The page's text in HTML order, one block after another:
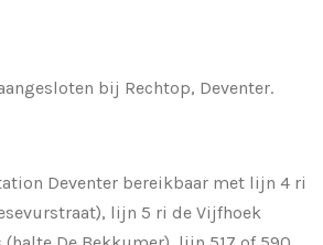
bij Rechtop, Deventer.
Deventer bereikbaar met lijn 4 ri
lijn 5 ri de Vijfhoek